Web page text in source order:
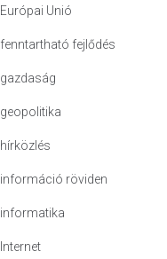
Európai Unió
fenntartható fejlődés
gazdaság
geopolitika
hírközlés
információ röviden
informatika
Internet